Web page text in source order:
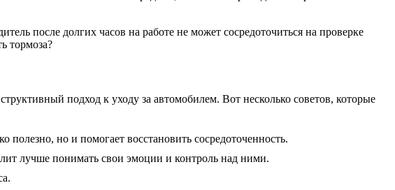
после долгих часов на работе не может сосредоточиться на проверке
тормоза?
подход к уходу за автомобилем. Вот несколько советов, которые
но и помогает восстановить сосредоточенность.
лучше понимать свои эмоции и контроль над ними.